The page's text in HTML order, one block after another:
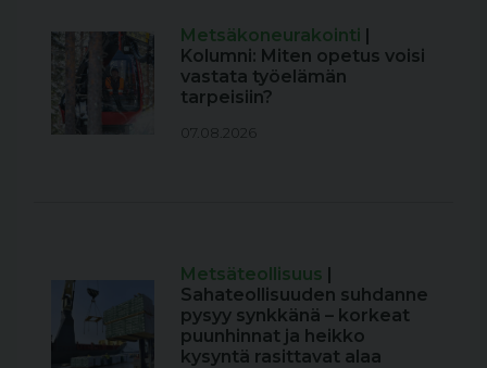
Metsäkoneurakointi |
Kolumni: Miten opetus voisi
vastata työelämän
tarpeisiin?
07.08.2026
Metsäteollisuus |
Sahateollisuuden suhdanne
pysyy synkkänä – korkeat
puunhinnat ja heikko
kysyntä rasittavat alaa